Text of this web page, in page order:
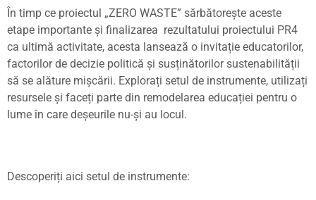
În timp ce proiectul „ZERO WASTE” sărbătorește aceste
etape importante și finalizarea rezultatului proiectului PR4
ca ultimă activitate, acesta lansează o invitație educatorilor,
factorilor de decizie politică și susținătorilor sustenabilității
să se alăture mișcării. Explorați setul de instrumente, utilizați
resursele și faceți parte din remodelarea educației pentru o
lume în care deșeurile nu-și au locul.
Descoperiți aici setul de instrumente: